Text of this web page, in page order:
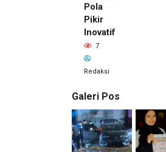
Pola
Pikir
Inovatif
7
Redaksi
Galeri Pos